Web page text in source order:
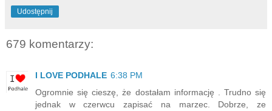
Udostępnij
679 komentarzy:
I LOVE PODHALE 6:38 PM
Ogromnie się cieszę, że dostałam informację . Trudno się
jednak w czerwcu zapisać na marzec. Dobrze, ze